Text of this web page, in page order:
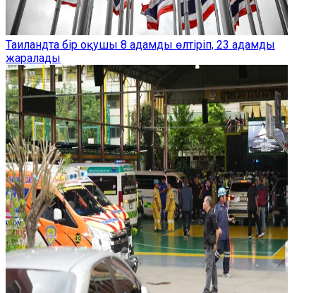
Таиландта бір оқушы 8 адамды өлтіріп, 23 адамды
жаралады